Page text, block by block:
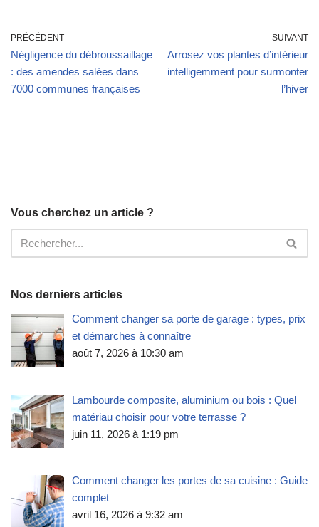
PRÉCÉDENT
Négligence du débroussaillage
: des amendes salées dans
7000 communes françaises
SUIVANT
Arrosez vos plantes d’intérieur
intelligemment pour surmonter
l’hiver
Vous cherchez un article ?
Nos derniers articles
Comment changer sa porte de garage : types, prix
et démarches à connaître
août 7, 2026 à 10:30 am
Lambourde composite, aluminium ou bois : Quel
matériau choisir pour votre terrasse ?
juin 11, 2026 à 1:19 pm
Comment changer les portes de sa cuisine : Guide
complet
avril 16, 2026 à 9:32 am